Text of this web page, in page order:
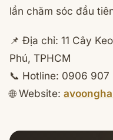
lần chăm sóc đầu
📌 Địa chỉ: 11 Cây
Phú, TPHCM
📞 Hotline: 0906 907
🌐 Website: